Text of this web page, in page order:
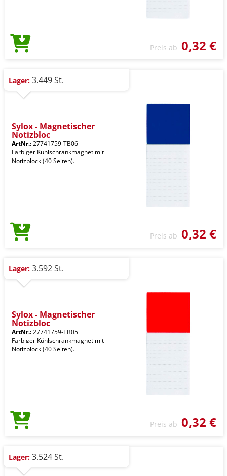
Preis ab 0,32 €
Lager: 3.449 St.
Sylox - Magnetischer
Notizbloc
ArtNr.:27741759-TB06
Farbiger Kühlschrankmagnet mit
Notizblock (40 Seiten).
Preis ab 0,32 €
Lager: 3.592 St.
Sylox - Magnetischer
Notizbloc
ArtNr.:27741759-TB05
Farbiger Kühlschrankmagnet mit
Notizblock (40 Seiten).
Preis ab 0,32 €
Lager: 3.524 St.